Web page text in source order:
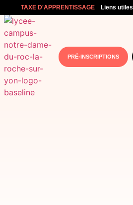
TAXE D'APPRENTISSAGE Liens utiles
PRÉ-INSCRIPTIONS